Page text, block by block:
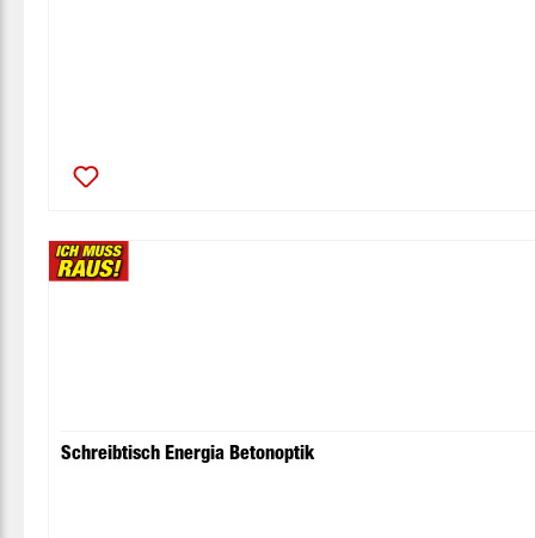
Schreibtisch Energia Betonoptik